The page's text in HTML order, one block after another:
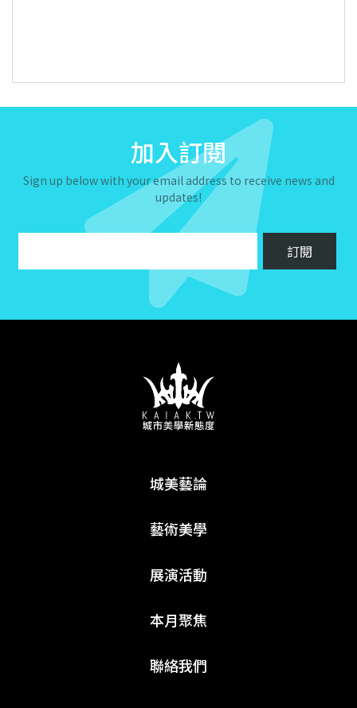
加入訂閱
Sign up below with your email address to receive news and
updates!
城美藝論
藝術美學
展演活動
本月聚焦
聯絡我們